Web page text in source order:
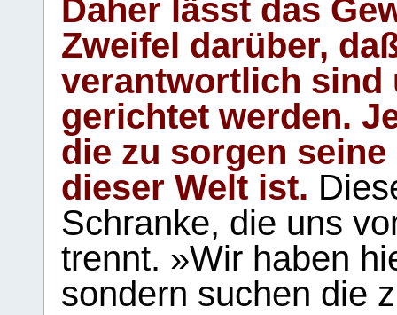
Daher lässt das
Zweifel darüber,
verantwortlich sind
gerichtet werden.
die zu sorgen
dieser Welt ist.
Schranke, die uns
trennt. »Wir haben
sondern suchen die